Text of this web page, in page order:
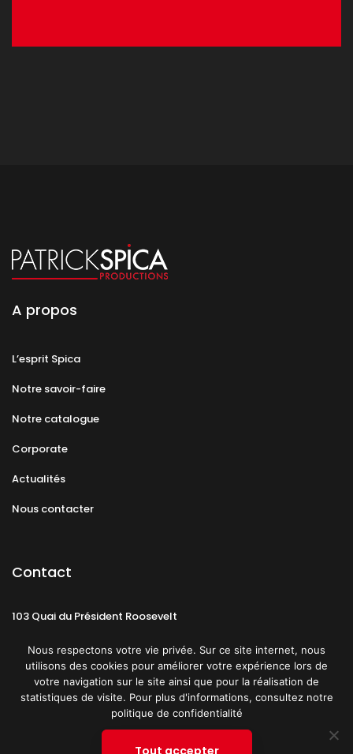
A propos
L’esprit Spica
Notre savoir-faire
Notre catalogue
Corporate
Actualités
Nous contacter
Contact
103 Quai du Président Roosevelt
CGU
Nous respectons votre vie privée. Sur ce site internet, nous
utilisons des cookies pour améliorer votre expérience lors de
votre navigation sur le site ainsi que pour la réalisation de
statistiques de visite. Pour plus d'informations, consultez notre
politique de confidentialité
Tout accepter